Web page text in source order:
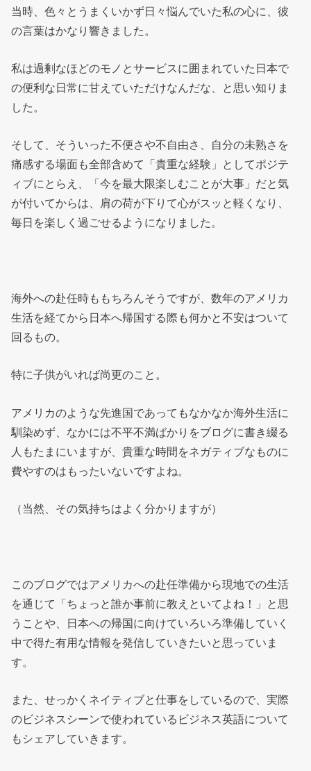
当時、色々とうまくいかず日々悩んでいた私の心に、彼
の言葉はかなり響きました。
私は過剰なほどのモノとサービスに囲まれていた日本で
の便利な日常に甘えていただけなんだな、と思い知りま
した。
そして、そういった不便さや不自由さ、自分の未熟さを
痛感する場面も全部含めて「貴重な経験」としてポジテ
ィブにとらえ、「今を最大限楽しむことが大事」だと気
が付いてからは、肩の荷が下りて心がスッと軽くなり、
毎日を楽しく過ごせるようになりました。
海外への赴任時ももちろんそうですが、数年のアメリカ
生活を経てから日本へ帰国する際も何かと不安はついて
回るもの。
特に子供がいれば尚更のこと。
アメリカのような先進国であってもなかなか海外生活に
馴染めず、なかには不平不満ばかりをブログに書き綴る
人もたまにいますが、貴重な時間をネガティブなものに
費やすのはもったいないですよね。
（当然、その気持ちはよく分かりますが）
このブログではアメリカへの赴任準備から現地での生活
を通じて「ちょっと誰か事前に教えといてよね！」と思
うことや、日本への帰国に向けていろいろ準備していく
中で得た有用な情報を発信していきたいと思っていま
す。
また、せっかくネイティブと仕事をしているので、実際
のビジネスシーンで使われているビジネス英語について
もシェアしていきます。